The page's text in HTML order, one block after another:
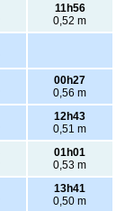
11h56
0,52 m
00h27
0,56 m
12h43
0,51 m
01h01
0,53 m
13h41
0,50 m